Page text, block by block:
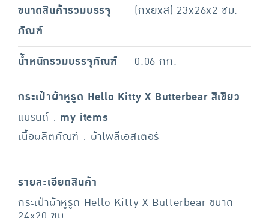
ขนาดสินค้ารวมบรรจุ
ภัณฑ์
(กxยxส) 23x26x2 ซม.
น้ำหนักรวมบรรจุภัณฑ์ 0.06 กก.
กระเป๋าผ้าหูรูด Hello Kitty X Butterbear สีเขียว
แบรนด์ : my items
เนื้อผลิตภัณฑ์ : ผ้าโพลีเอสเตอร์
รายละเอียดสินค้า
กระเป๋าผ้าหูรูด Hello Kitty X Butterbear ขนาด